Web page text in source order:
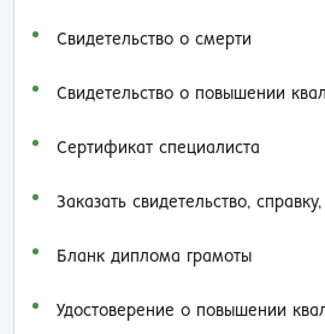
Свидетельство о смерти
Свидетельство о повышении
Сертификат специалиста
Заказать cвидетельство,
Бланк диплома грамоты
Удостоверение о повышении